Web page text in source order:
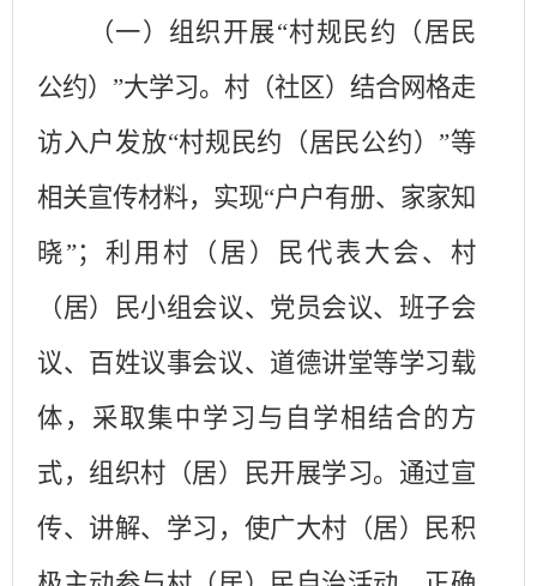
（一）组织开展“村规民约（居民
公约）”大学习。 村（社区）结合网格走
访入户发放“村规民约（居民公约）”等
相关宣传材料，实现“户户有册、家家知
晓”；利用村（居）民代表大会、村
（居）民小组会议、党员会议、班子会
议、百姓议事会议、道德讲堂等学习载
体，采取集中学习与自学相结合的方
式，组织村（居）民开展学习。通过宣
传、讲解、学习，使广大村（居）民积